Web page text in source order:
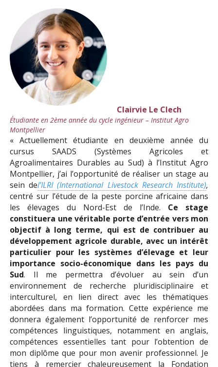
Clairvie Le Clech
Étudiante en 2ème année du cycle ingénieur – Institut Agro
Montpellier
« Actuellement étudiante en deuxième année du
cursus SAADS (Systèmes Agricoles et
Agroalimentaires Durables au Sud) à l’Institut Agro
Montpellier, j’ai l’opportunité de réaliser un stage au
sein del’ILRI (International Livestock Research Institute),
centré sur l’étude de la peste porcine africaine dans
les élevages du Nord-Est de l’Inde. Ce stage
constituera une véritable porte d’entrée vers mon
objectif à long terme, qui est de contribuer au
développement agricole durable, avec un intérêt
particulier pour les systèmes d’élevage et leur
importance socio-économique dans les pays du
Sud. Il me permettra d’évoluer au sein d’un
environnement de recherche pluridisciplinaire et
interculturel, en lien direct avec les thématiques
abordées dans ma formation. Cette expérience me
donnera également l’opportunité de renforcer mes
compétences linguistiques, notamment en anglais,
compétences essentielles tant pour l’obtention de
mon diplôme que pour mon avenir professionnel. Je
tiens à remercier chaleureusement la Fondation